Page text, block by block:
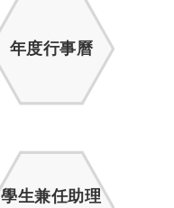
年度行事曆
學生兼任助理